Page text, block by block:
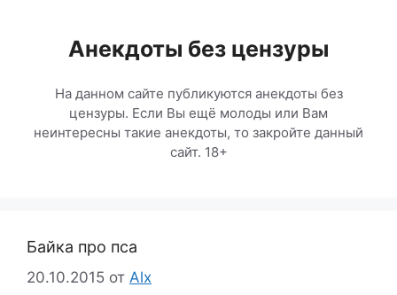
содержимомуАнекдоты без цензуры
На данном сайте публикуются анекдоты без
цензуры. Если Вы ещё молоды или Вам
неинтересны такие анекдоты, то закройте данный
сайт. 18+
Байка про пса
20.10.2015 от Alx